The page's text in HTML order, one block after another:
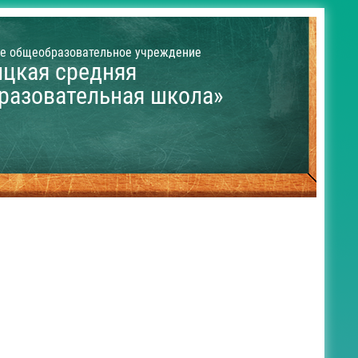
общеобразовательное учреждение
средняя
школа»